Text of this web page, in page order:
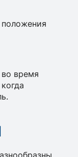
время